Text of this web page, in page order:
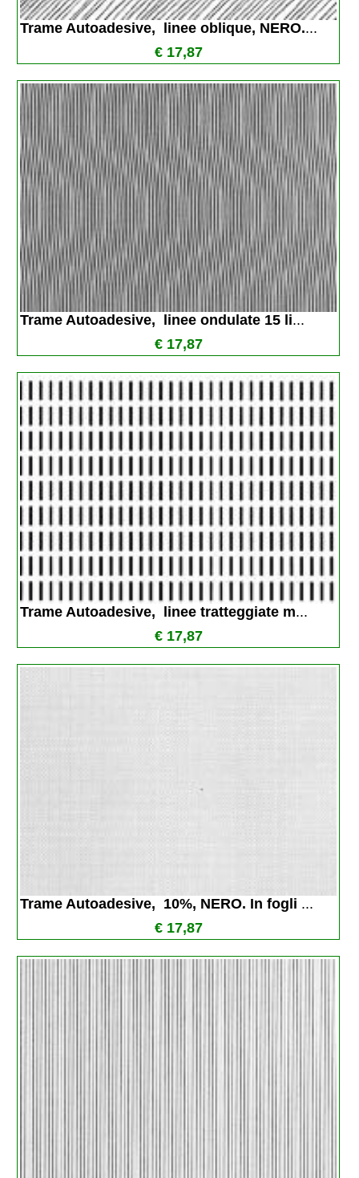
Trame Autoadesive,  linee oblique, NERO....
€ 17,87
Trame Autoadesive,  linee ondulate 15 li...
€ 17,87
Trame Autoadesive,  linee tratteggiate m...
€ 17,87
Trame Autoadesive,  10%, NERO. In fogli ...
€ 17,87